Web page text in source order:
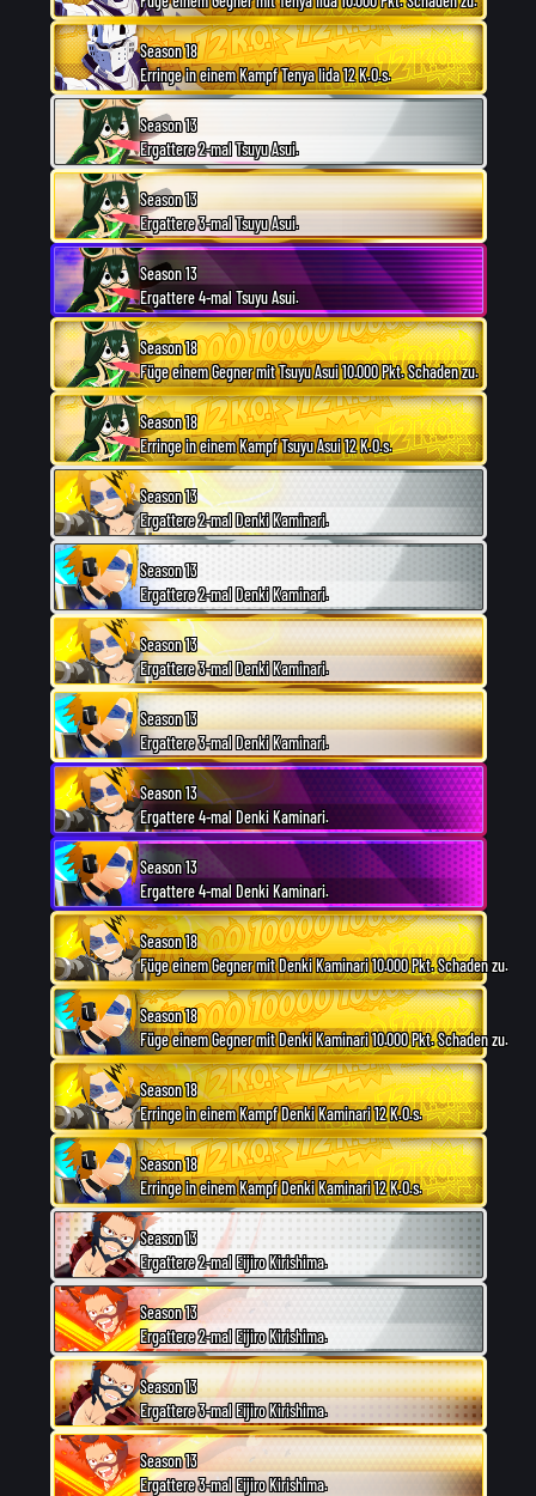
Season 18
Erringe in einem Kampf Tenya Iida 12 K.O.s.
Season 13
Ergattere 2-mal Tsuyu Asui.
Season 13
Ergattere 3-mal Tsuyu Asui.
Season 13
Ergattere 4-mal Tsuyu Asui.
Season 18
Füge einem Gegner mit Tsuyu Asui 10.000 Pkt. Schaden zu.
Season 18
Erringe in einem Kampf Tsuyu Asui 12 K.O.s.
Season 13
Ergattere 2-mal Denki Kaminari.
Season 13
Ergattere 2-mal Denki Kaminari.
Season 13
Ergattere 3-mal Denki Kaminari.
Season 13
Ergattere 3-mal Denki Kaminari.
Season 13
Ergattere 4-mal Denki Kaminari.
Season 13
Ergattere 4-mal Denki Kaminari.
Season 18
Füge einem Gegner mit Denki Kaminari 10.000 Pkt. Schaden zu.
Season 18
Füge einem Gegner mit Denki Kaminari 10.000 Pkt. Schaden zu.
Season 18
Erringe in einem Kampf Denki Kaminari 12 K.O.s.
Season 18
Erringe in einem Kampf Denki Kaminari 12 K.O.s.
Season 13
Ergattere 2-mal Eijiro Kirishima.
Season 13
Ergattere 2-mal Eijiro Kirishima.
Season 13
Ergattere 3-mal Eijiro Kirishima.
Season 13
Ergattere 3-mal Eijiro Kirishima.